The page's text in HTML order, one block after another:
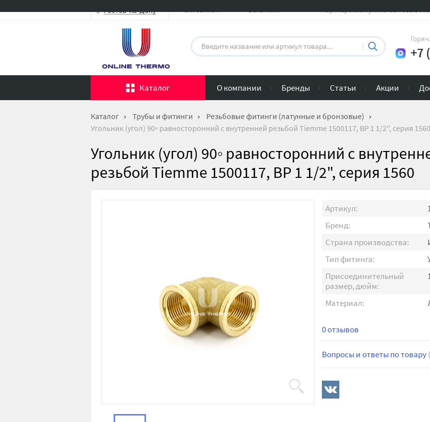
Ростов-на-Дону Оптовикам Вакансии Партнерские пункты самовывоза
+7
Каталог О компании Бренды Статьи Акции
Каталог Трубы и фитинги
Резьбовые фитинги (латунные и бронзовые)
Угольник (угол) 90◦ равносторонний с внутренней резьбой Tiemme 1500117, ВР 1 1/2", серия 1560
Угольник (угол) 90◦ равносторонний с
резьбой Tiemme 1500117, ВР 1 1/2", серия 1560
Артикул:
Бренд:
Страна производства:
Тип фитинга:
Присоединительный
размер, дюйм:
Материал:
0 отзывов
Вопросы и ответы по товару